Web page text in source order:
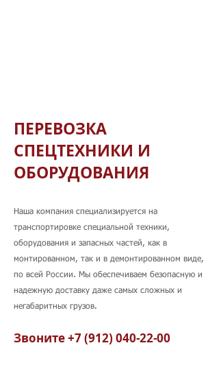
ПЕРЕВОЗКА
СПЕЦТЕХНИКИ И
ОБОРУДОВАНИЯ
Наша компания специализируется на
транспортировке специальной техники,
оборудования и запасных частей, как в
монтированном, так и в демонтированном виде,
по всей России. Мы обеспечиваем безопасную и
надежную доставку даже самых сложных и
негабаритных грузов.
Звоните+7 (912) 040-22-00